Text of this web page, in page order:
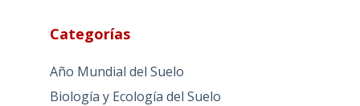
Categorías
Año Mundial del Suelo
Biología y Ecología del Suelo